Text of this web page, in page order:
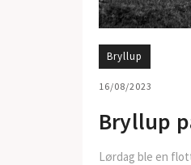
Bryllup
16/08/2023
Bryllup
Lørdag ble en